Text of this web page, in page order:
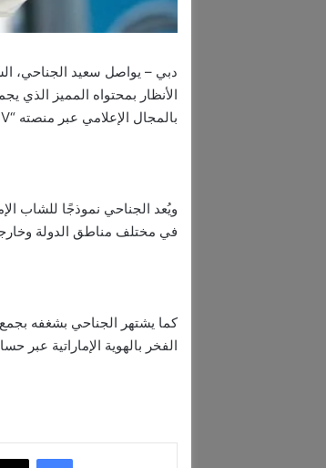
دبي – يواصل سعيد الجناحي،
الأنظار بمحتواه المميز الذي
بالمجال الإعلامي عبر منصته “Aljanahi TV”.
ويُعد الجناحي نموذجًا للشاب
في مختلف مناطق الدولة
كما يشتهر الجناحي بشغفه بجمع
الفخر بالهوية الإماراتية عبر
فيسبوك